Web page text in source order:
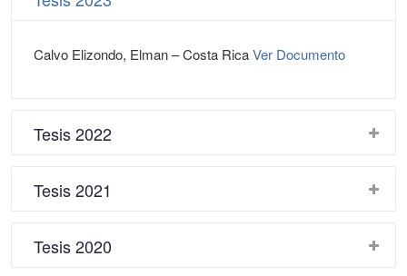
Calvo Elizondo, Elman – Costa RicaVer Documento
Tesis 2022
Tesis 2021
Tesis 2020